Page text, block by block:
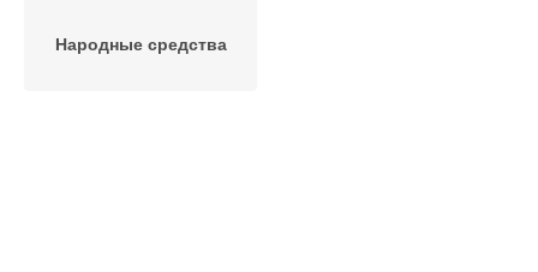
Народные средства